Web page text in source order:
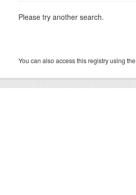
Please try another search.
You can also access this registry using the